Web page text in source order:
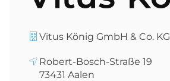
Vitus König GmbH & Co. KG
Robert-Bosch-Straße 19
73431 Aalen